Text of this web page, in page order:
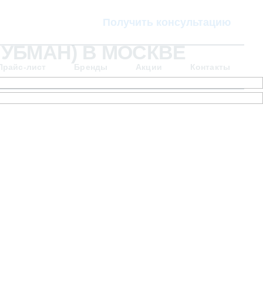
Получить консультацию
лист Бренды Акции Контакты
В МОСКВЕ